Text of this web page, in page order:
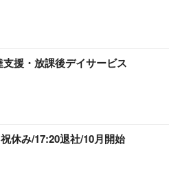
援・放課後デイサービス
休み/17:20退社/10月開始